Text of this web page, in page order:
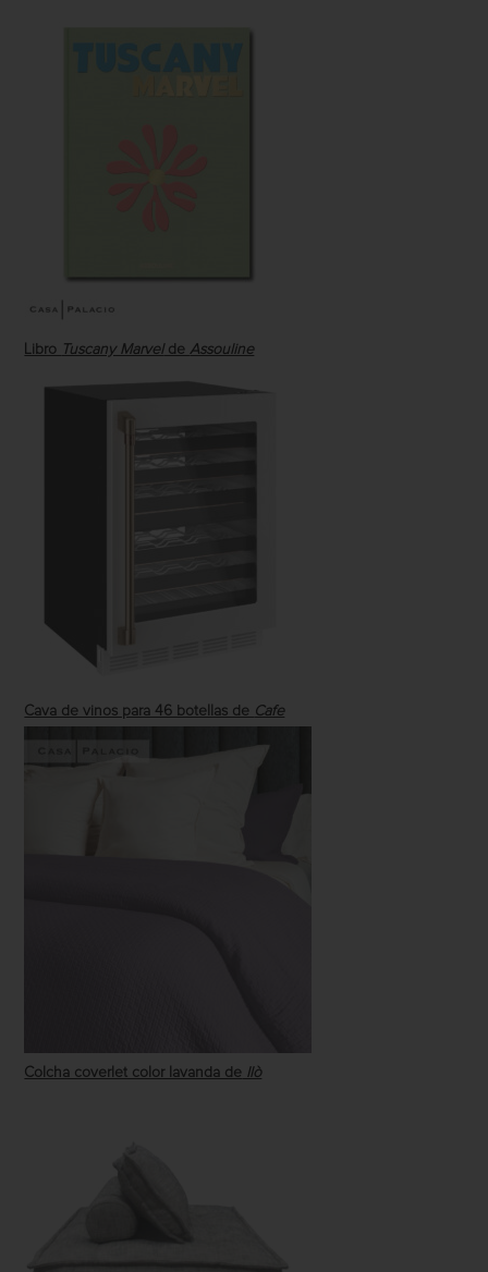
Libro Tuscany Marvelde Assouline
Cava de vinos para 46 botellas de Cafe
Colcha coverlet color lavanda de Ilò